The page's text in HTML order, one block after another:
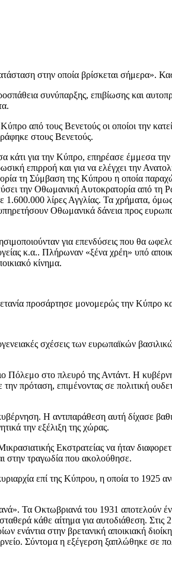
στην οποία βρίσκεται σήμερα».
συνύπαρξης, επιβίωσης και
από τους Βενετούς οι οποίοι την
στους Βενετούς.
για την Κύπρο, επηρέασε έμμεσα την
επιρροή και για να ελέγχει την
τη Σύμβαση της Κύπρου η οποία
την Οθωμανική Αυτοκρατορία από τη
1.600.000 λίρες Αγγλίας. Τα χρήματα,
Οθωμανικά δάνεια προς
για επενδύσεις που θα
κ.α.. Πλήρωναν «ξένα χρέη» υπό
κίνημα.
προσάρτησε μονομερώς την Κύπρο
σχέσεις των ευρωπαϊκών
στο πλευρό της Αντάντ. Η
πρόταση, επιμένοντας σε πολιτική
Η αντιπαράθεση αυτή δίχασε
την εξέλιξη της χώρας.
Εκστρατείας να ήταν
στην τραγωδία που ακολούθησε.
επί της Κύπρου, η οποία το 1925
Τα Οκτωβριανά του 1931 αποτελούν
κάθε αίτημα για αυτοδιάθεση.
ενάντια στην βρετανική αποικιακή
Σύντομα η εξέγερση ξαπλώθηκε σε